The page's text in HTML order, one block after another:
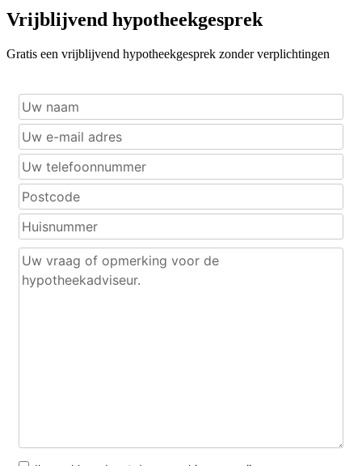
Vrijblijvend hypotheekgesprek
Gratis een vrijblijvend hypotheekgesprek zonder verplichtingen